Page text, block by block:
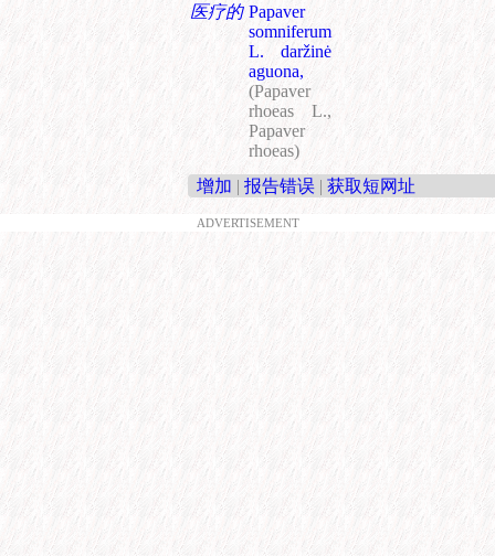
医疗的 Papaver
somniferum
L. daržinė
aguona,
(Papaver
rhoeas L.,
Papaver
rhoeas)
增加 | 报告错误 | 获取短网址
ADVERTISEMENT